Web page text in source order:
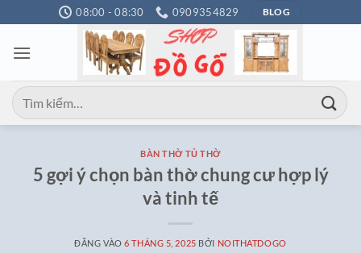
qua
nội
08:00 - 08:30 0909354829 BLOG
Tìm
kiếm:
BÀN THỜ TỦ THỜ
5 gợi ý chọn bàn thờ chung cư hợp lý
và tinh tế
ĐĂNG VÀO6 THÁNG 5, 2025 BỞI NOITHATDOGO